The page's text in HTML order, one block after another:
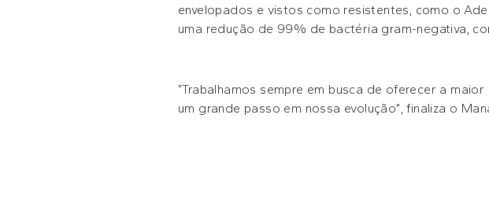
envelopados e vistos como resistentes, como o
uma redução de 99% de bactéria gram-negativa,
“Trabalhamos sempre em busca de oferecer a
um grande passo em nossa evolução”, finaliza o